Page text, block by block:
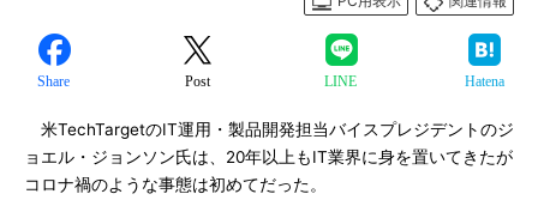
Share Post LINE Hatena
米TechTargetのIT運用・製品開発担当バイスプレジデントのジ
ョエル・ジョンソン氏は、20年以上もIT業界に身を置いてきたが
コロナ禍のような事態は初めてだった。